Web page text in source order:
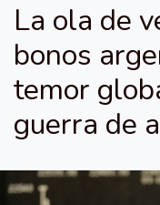
La ola de
bonos
temor
guerra de